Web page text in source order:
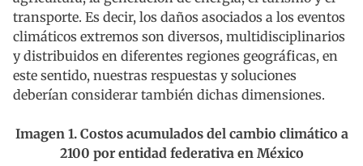
transporte. Es decir, los daños asociados a los eventos
climáticos extremos son diversos, multidisciplinarios
y distribuidos en diferentes regiones geográficas, en
este sentido, nuestras respuestas y soluciones
deberían considerar también dichas dimensiones.
Imagen 1. Costos acumulados del cambio climático a
2100 por entidad federativa en México